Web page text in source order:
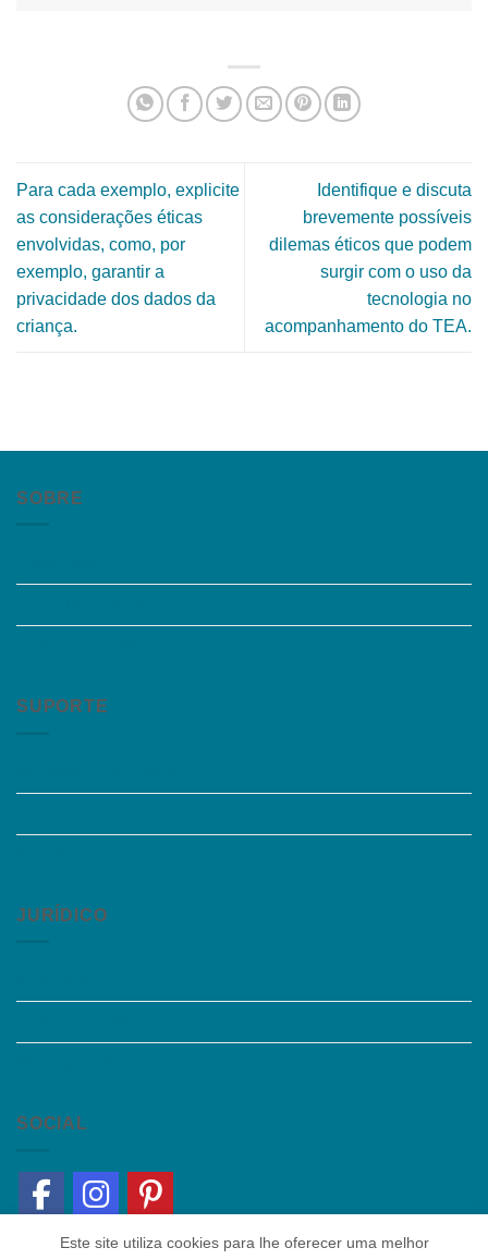
Para cada exemplo, explicite
as considerações éticas
envolvidas, como, por
exemplo, garantir a
privacidade dos dados da
criança.
Identifique e discuta
brevemente possíveis
dilemas éticos que podem
surgir com o uso da
tecnologia no
acompanhamento do TEA.
SOBRE
SUPORTE
JURÍDICO
SOCIAL
Este site utiliza cookies para lhe oferecer uma melhor